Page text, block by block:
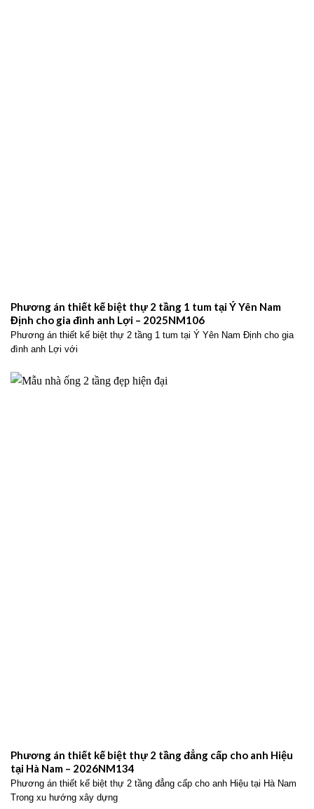
Phương án thiết kế biệt thự 2 tầng 1 tum tại Ý Yên Nam
Định cho gia đình anh Lợi – 2025NM106
Phương án thiết kế biệt thự 2 tầng 1 tum tại Ý Yên Nam Định cho gia
đình anh Lợi với
Phương án thiết kế biệt thự 2 tầng đẳng cấp cho anh Hiệu
tại Hà Nam – 2026NM134
Phương án thiết kế biệt thự 2 tầng đẳng cấp cho anh Hiệu tại Hà Nam
Trong xu hướng xây dựng